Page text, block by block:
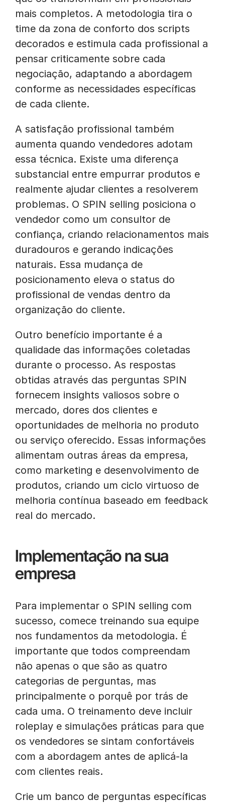
mais completos. A metodologia tira o
time da zona de conforto dos scripts
decorados e estimula cada profissional a
pensar criticamente sobre cada
negociação, adaptando a abordagem
conforme as necessidades específicas
de cada cliente.
A satisfação profissional também
aumenta quando vendedores adotam
essa técnica. Existe uma diferença
substancial entre empurrar produtos e
realmente ajudar clientes a resolverem
problemas. O SPIN selling posiciona o
vendedor como um consultor de
confiança, criando relacionamentos mais
duradouros e gerando indicações
naturais. Essa mudança de
posicionamento eleva o status do
profissional de vendas dentro da
organização do cliente.
Outro benefício importante é a
qualidade das informações coletadas
durante o processo. As respostas
obtidas através das perguntas SPIN
fornecem insights valiosos sobre o
mercado, dores dos clientes e
oportunidades de melhoria no produto
ou serviço oferecido. Essas informações
alimentam outras áreas da empresa,
como marketing e desenvolvimento de
produtos, criando um ciclo virtuoso de
melhoria contínua baseado em feedback
real do mercado.
Implementação na sua
empresa
Para implementar o SPIN selling com
sucesso, comece treinando sua equipe
nos fundamentos da metodologia. É
importante que todos compreendam
não apenas o que são as quatro
categorias de perguntas, mas
principalmente o porquê por trás de
cada uma. O treinamento deve incluir
roleplay e simulações práticas para que
os vendedores se sintam confortáveis
com a abordagem antes de aplicá-la
com clientes reais.
Crie um banco de perguntas específicas